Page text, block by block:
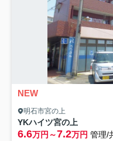
NEW
明石市宮の上
YKハイツ宮の上
6.6万円～7.2万円 管理/